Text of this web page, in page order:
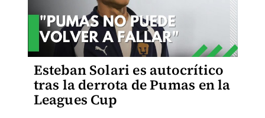
Esteban Solari es autocrítico
tras la derrota de Pumas en la
Leagues Cup